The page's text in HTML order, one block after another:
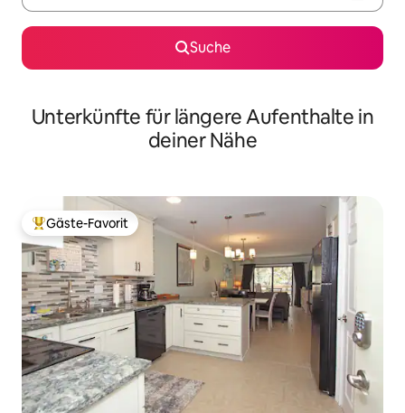
Suche
Unterkünfte für längere Aufenthalte in
deiner Nähe
Beliebter Gäste-Favorit.
Gäste-Favorit